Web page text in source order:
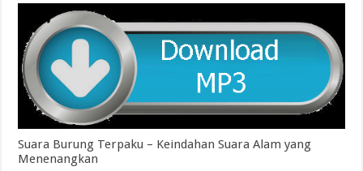
Suara Burung Terpaku – Keindahan Suara Alam yang
Menenangkan